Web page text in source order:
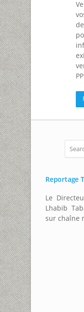
Reportage
Le
Lhabib
sur chaîne